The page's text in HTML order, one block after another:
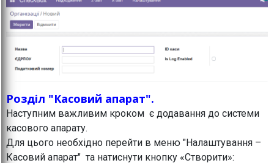
Розділ "Касовий апарат".
Наступним важливим кроком є додавання до системи
касового апарату.
Для цього необхідно перейти в меню "Налаштування –
Касовий апарат" та натиснути кнопку «Створити»: